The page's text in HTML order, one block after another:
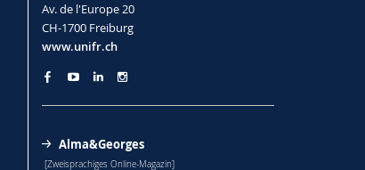
Av. de l'Europe 20
CH-1700 Freiburg
www.unifr.ch
Alma&Georges
[Zweisprachiges Online-Magazin]